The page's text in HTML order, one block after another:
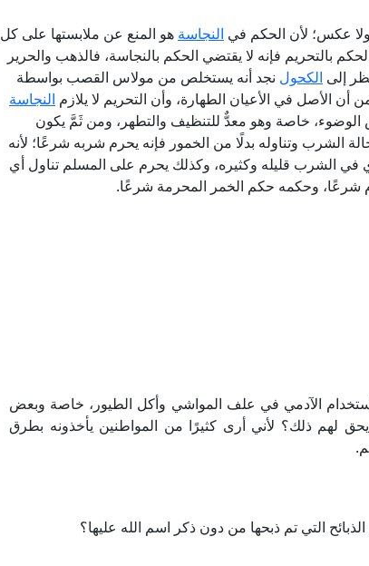
عكس؛ لأن الحكم في النجاسة هو المنع عن ملابستها على كل
بالتحريم فإنه لا يقتضي الحكم بالنجاسة، فالذهب والحرير
إلى الكحول نجد أنه يستخلص من مولاس القصب بواسطة
أن الأصل في الأعيان الطهارة، وأن التحريم لا يلازم النجاسة
الوضوء، خاصة وهو معدٌّ للتنظيف والتطهر، ومن ثَمَّ يكون
الشرب وتناوله بدلًا من الخمور فإنه يحرم شربه شرعًا؛ لأنه
الشرب قليله وكثيره، وكذلك يحرم على المسلم تناول أي
شرعًا، وحكمه حكم الخمر المحرمة شرعًا.
الآدمي في علف المواشي وأكل الطيور، خاصة وبعض
لهم ذلك؟ لأني أرى كثيرًا من المواطنين يأخذونه بطرق
التي تم ذبحها من دون ذكر اسم الله عليها؟